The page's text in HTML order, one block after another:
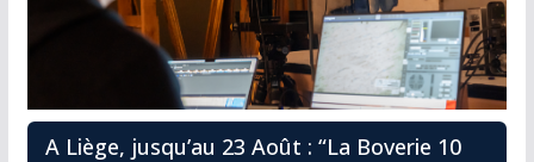
A Liège, jusqu’au 23 Août : “La Boverie 10